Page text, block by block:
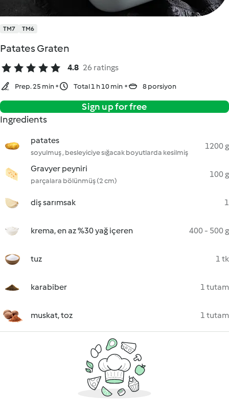
TM7 TM6
Patates Graten
4.8 26 ratings
Prep. 25 min Total 1 h 10 min 8 porsiyon
Sign up for free
Ingredients
patates
soyulmuş , besleyiciye sığacak boyutlarda kesilmiş
1200 g
Gravyer peyniri
parçalara bölünmüş (2 cm)
100 g
diş sarımsak 1
krema, en az %30 yağ içeren 400 - 500 g
tuz 1 tk
karabiber 1 tutam
muskat, toz 1 tutam